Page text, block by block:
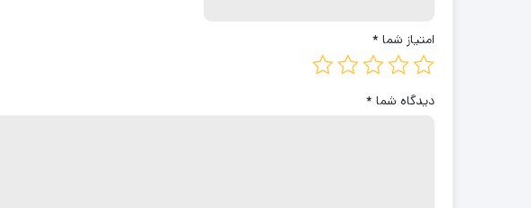
امتیاز شما *
دیدگاه شما *